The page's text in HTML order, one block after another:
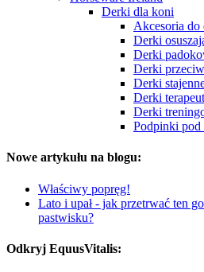
Derki dla koni
Akcesoria do
Derki
Derki
Derki
Derki
Derki
Derki
Podpinki pod
Nowe artykułu na blogu:
Właściwy popręg!
Lato i upał - jak przetrwać ten
pastwisku?
Odkryj EquusVitalis: